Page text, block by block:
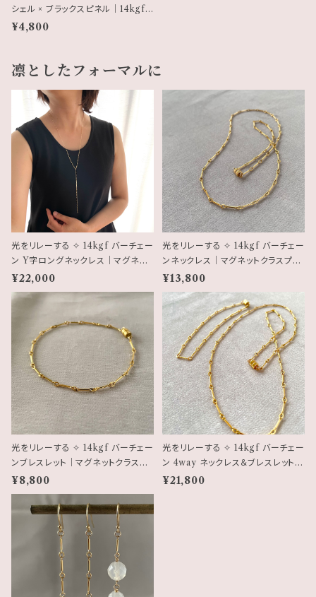
シェル × ブラックスピネル｜14kgf
モノトーン フラワーピアス
¥4,800
凛としたフォーマルに
光をリレーする ✧ 14kgf バーチェー
ン Y字ロングネックレス｜マグネット
クラスプ・ギフトボックス仕様
¥22,000
光をリレーする ✧ 14kgf バーチェー
ンネックレス｜マグネットクラスプ仕
様（45cm／50cm ／55cm ／60c
m）
¥13,800
光をリレーする ✧ 14kgf バーチェー
ンブレスレット｜マグネットクラスプ
仕様
¥8,800
光をリレーする ✧ 14kgf バーチェー
ン 4way ネックレス＆ブレスレットセ
ット｜マグネットクラスプ仕様
¥21,800